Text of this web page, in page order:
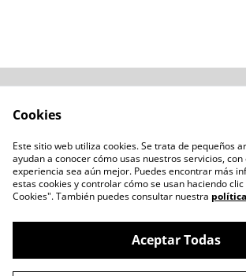
Condiciones
Política de Privacidad
Política de Cookies
Cookies
Este sitio web utiliza cookies. Se trata de pequeños
ayudan a conocer cómo usas nuestros servicios,
experiencia sea aún mejor. Puedes encontrar más
estas cookies y controlar cómo se usan haciendo
Cookies". También puedes consultar nuestra
Aceptar Todas